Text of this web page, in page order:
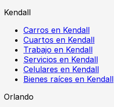
Kendall
Carros en Kendall
Cuartos en Kendall
Trabajo en Kendall
Servicios en Kendall
Celulares en Kendall
Bienes raíces en Kendall
Orlando